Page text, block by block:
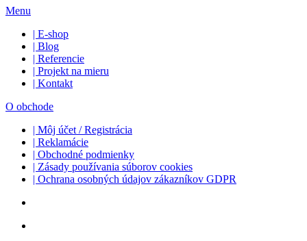
Menu
| E-shop
| Blog
| Referencie
| Projekt na mieru
| Kontakt
O obchode
| Môj účet / Registrácia
| Reklamácie
| Obchodné podmienky
| Zásady používania súborov cookies
| Ochrana osobných údajov zákazníkov GDPR